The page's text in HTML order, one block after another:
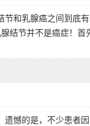
节和乳腺癌之间到底
结节并不是癌症！首
遗憾的是，不少患者